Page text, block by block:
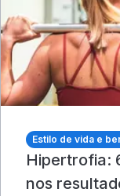
Estilo de vida e
Hipertrofia:
nos